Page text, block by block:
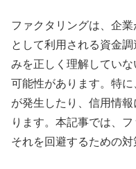
ファクタリングは、企
として利用される資金
みを正しく理解してい
可能性があります。特
が発生したり、信用情
ります。本記事では、
それを回避するための対